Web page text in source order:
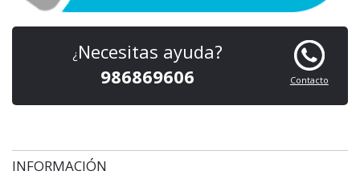
Contacto
¿ Necesitas ayuda?
986869606
INFORMACIÓN